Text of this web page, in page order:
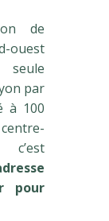
de
ouest
par
à 100
pour